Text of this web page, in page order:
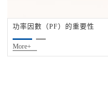
功率因數（PF）的重要性
More+